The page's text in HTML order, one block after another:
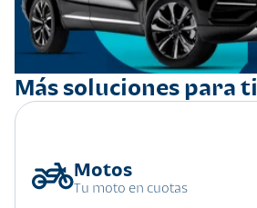
Más soluciones para ti
Tu moto en cuotas